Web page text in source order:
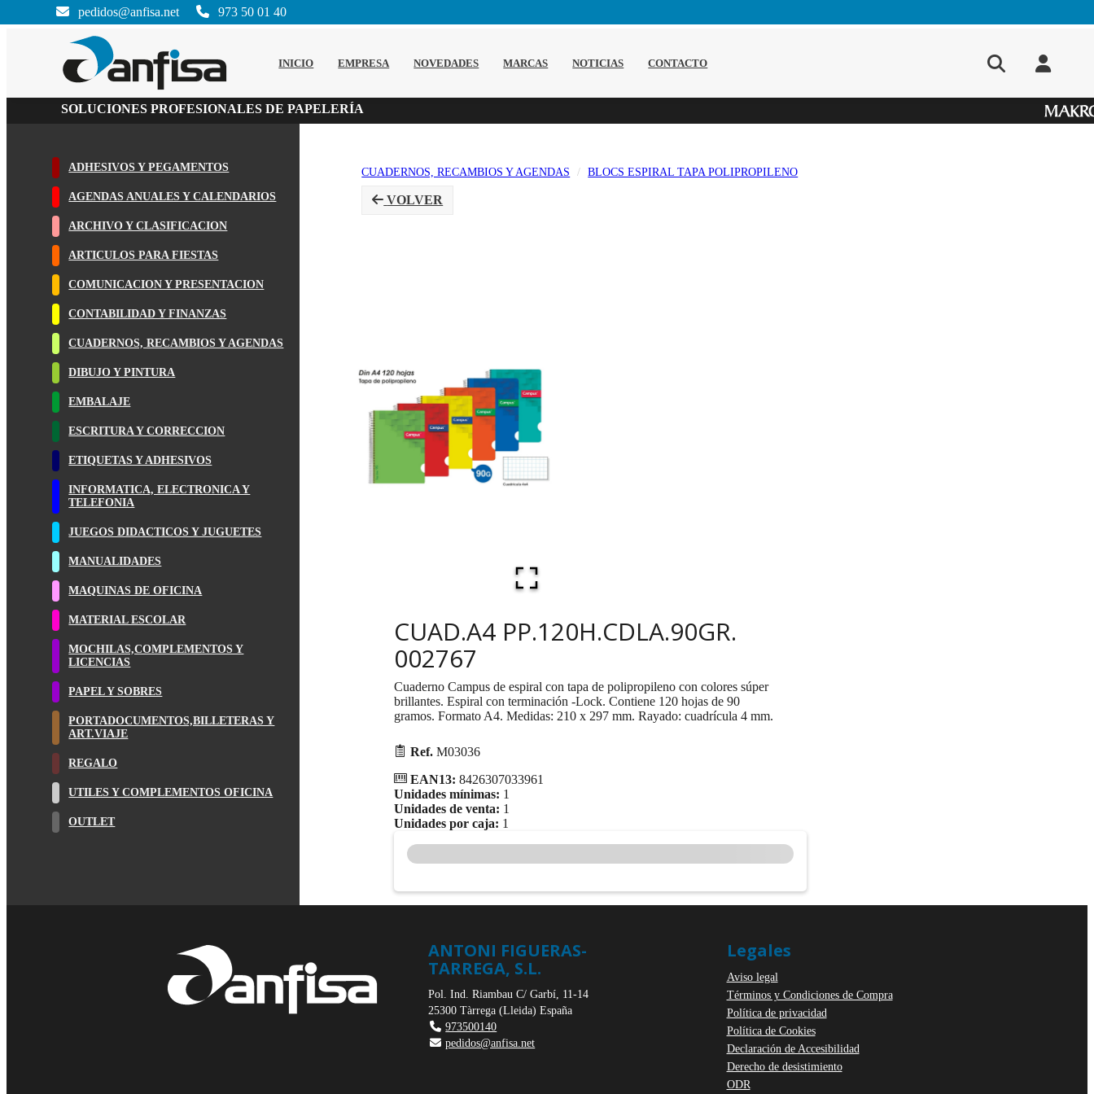
INICIO EMPRESA NOVEDADES MARCAS NOTICIAS CONTACTO
SOLUCIONES PROFESIONALES DE PAPELERÍA
pedidos@anfisa.net 973 50 01 40
ADHESIVOS Y PEGAMENTOS
AGENDAS ANUALES Y CALENDARIOS
ARCHIVO Y CLASIFICACION
ARTICULOS PARA FIESTAS
COMUNICACION Y PRESENTACION
CONTABILIDAD Y FINANZAS
CUADERNOS, RECAMBIOS Y AGENDAS
DIBUJO Y PINTURA
EMBALAJE
ESCRITURA Y CORRECCION
ETIQUETAS Y ADHESIVOS
INFORMATICA, ELECTRONICA Y
TELEFONIA
JUEGOS DIDACTICOS Y JUGUETES
MANUALIDADES
MAQUINAS DE OFICINA
MATERIAL ESCOLAR
MOCHILAS,COMPLEMENTOS Y
LICENCIAS
PAPEL Y SOBRES
PORTADOCUMENTOS,BILLETERAS Y
ART.VIAJE
REGALO
UTILES Y COMPLEMENTOS OFICINA
OUTLET
CUADERNOS, RECAMBIOS Y AGENDAS BLOCS ESPIRAL TAPA POLIPROPILENO
VOLVER
CUAD.A4 PP.120H.CDLA.90GR.
002767
Cuaderno Campus de espiral con tapa de polipropileno con colores súper
brillantes. Espiral con terminación -Lock. Contiene 120 hojas de 90
gramos. Formato A4. Medidas: 210 x 297 mm. Rayado: cuadrícula 4 mm.
Ref. M03036
EAN13: 8426307033961
Unidades mínimas: 1
Unidades de venta: 1
Unidades por caja: 1
ANTONI FIGUERAS-
TARREGA, S.L.
Pol. Ind. Riambau C/ Garbí, 11-14
25300 Tàrrega(Lleida) España
973500140
pedidos@anfisa.net
Legales
Aviso legal
Términos y Condiciones de Compra
Política de privacidad
Política de Cookies
Declaración de Accesibilidad
Derecho de desistimiento
ODR